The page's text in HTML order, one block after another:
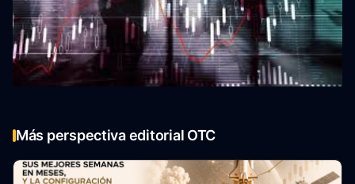
Más perspectiva editorial OTC